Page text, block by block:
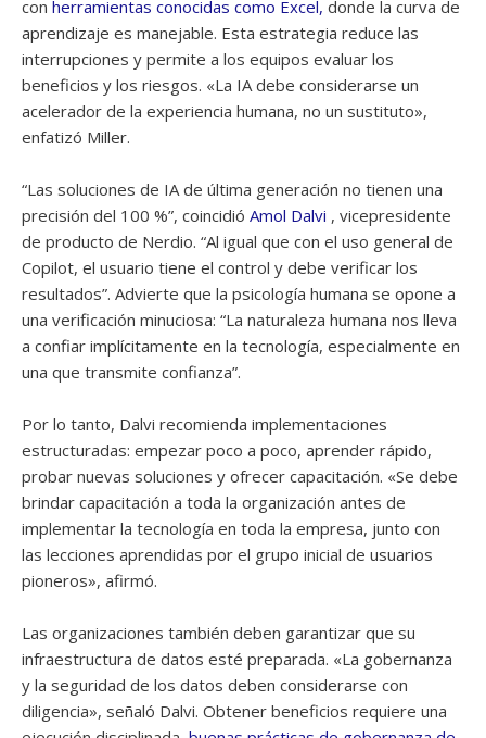
con herramientas conocidas como Excel, donde la curva de
aprendizaje es manejable. Esta estrategia reduce las
interrupciones y permite a los equipos evaluar los
beneficios y los riesgos. «La IA debe considerarse un
acelerador de la experiencia humana, no un sustituto»,
enfatizó Miller.
“Las soluciones de IA de última generación no tienen una
precisión del 100 %”, coincidió Amol Dalvi , vicepresidente
de producto de Nerdio. “Al igual que con el uso general de
Copilot, el usuario tiene el control y debe verificar los
resultados”. Advierte que la psicología humana se opone a
una verificación minuciosa: “La naturaleza humana nos lleva
a confiar implícitamente en la tecnología, especialmente en
una que transmite confianza”.
Por lo tanto, Dalvi recomienda implementaciones
estructuradas: empezar poco a poco, aprender rápido,
probar nuevas soluciones y ofrecer capacitación. «Se debe
brindar capacitación a toda la organización antes de
implementar la tecnología en toda la empresa, junto con
las lecciones aprendidas por el grupo inicial de usuarios
pioneros», afirmó.
Las organizaciones también deben garantizar que su
infraestructura de datos esté preparada. «La gobernanza
y la seguridad de los datos deben considerarse con
diligencia», señaló Dalvi. Obtener beneficios requiere una